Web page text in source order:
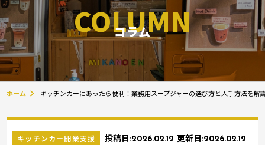
COLUMN
コラム
ホーム キッチンカーにあったら便利！業務用スープジャーの選び方と入手方法を解
キッチンカー開業支援 投稿日:2026.02.12 更新日:2026.02.12